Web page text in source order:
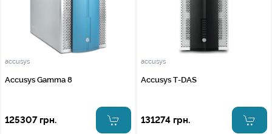
accusys
Accusys Gamma 8
125307 грн.
accusys
Accusys T-DAS
131274 грн.